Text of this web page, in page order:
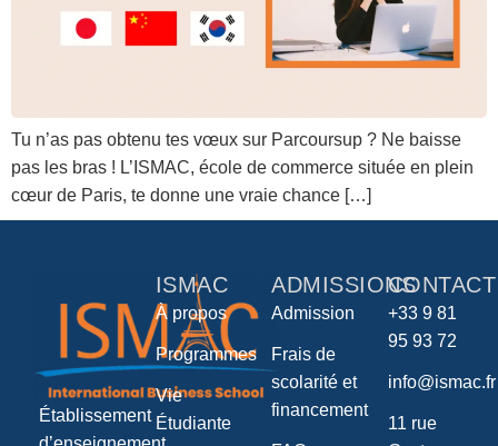
Tu n’as pas obtenu tes vœux sur Parcoursup ? Ne baisse
pas les bras ! L’ISMAC, école de commerce située en plein
cœur de Paris, te donne une vraie chance […]
Établissement
ISMAC
À propos
Programmes
Vie
Étudiante
ADMISSIONS
Admission
Frais de
scolarité et
financement
CONTACT
+33 9 81
95 93 72
info@ismac.fr
11 rue